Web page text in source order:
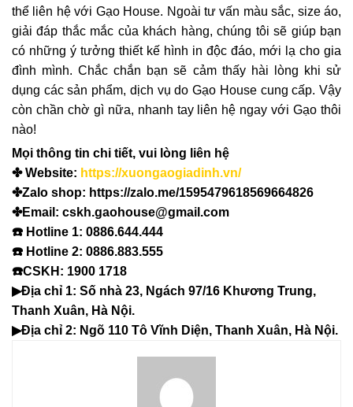
thể liên hệ với Gạo House. Ngoài tư vấn màu sắc, size áo,
giải đáp thắc mắc của khách hàng, chúng tôi sẽ giúp bạn
có những ý tưởng thiết kế hình in độc đáo, mới lạ cho gia
đình mình. Chắc chắn bạn sẽ cảm thấy hài lòng khi sử
dụng các sản phẩm, dịch vụ do Gạo House cung cấp. Vậy
còn chần chờ gì nữa, nhanh tay liên hệ ngay với Gạo thôi
nào!
Mọi thông tin chi tiết, vui lòng liên hệ
✤ Website: https://xuongaogiadinh.vn/
✤Zalo shop: https://zalo.me/1595479618569664826
✤Email: cskh.gaohouse@gmail.com
☎️ Hotline 1: 0886.644.444
☎️ Hotline 2: 0886.883.555
☎️CSKH: 1900 1718
▶Địa chỉ 1: Số nhà 23, Ngách 97/16 Khương Trung,
Thanh Xuân, Hà Nội.
▶Địa chỉ 2: Ngõ 110 Tô Vĩnh Diện, Thanh Xuân, Hà Nội.